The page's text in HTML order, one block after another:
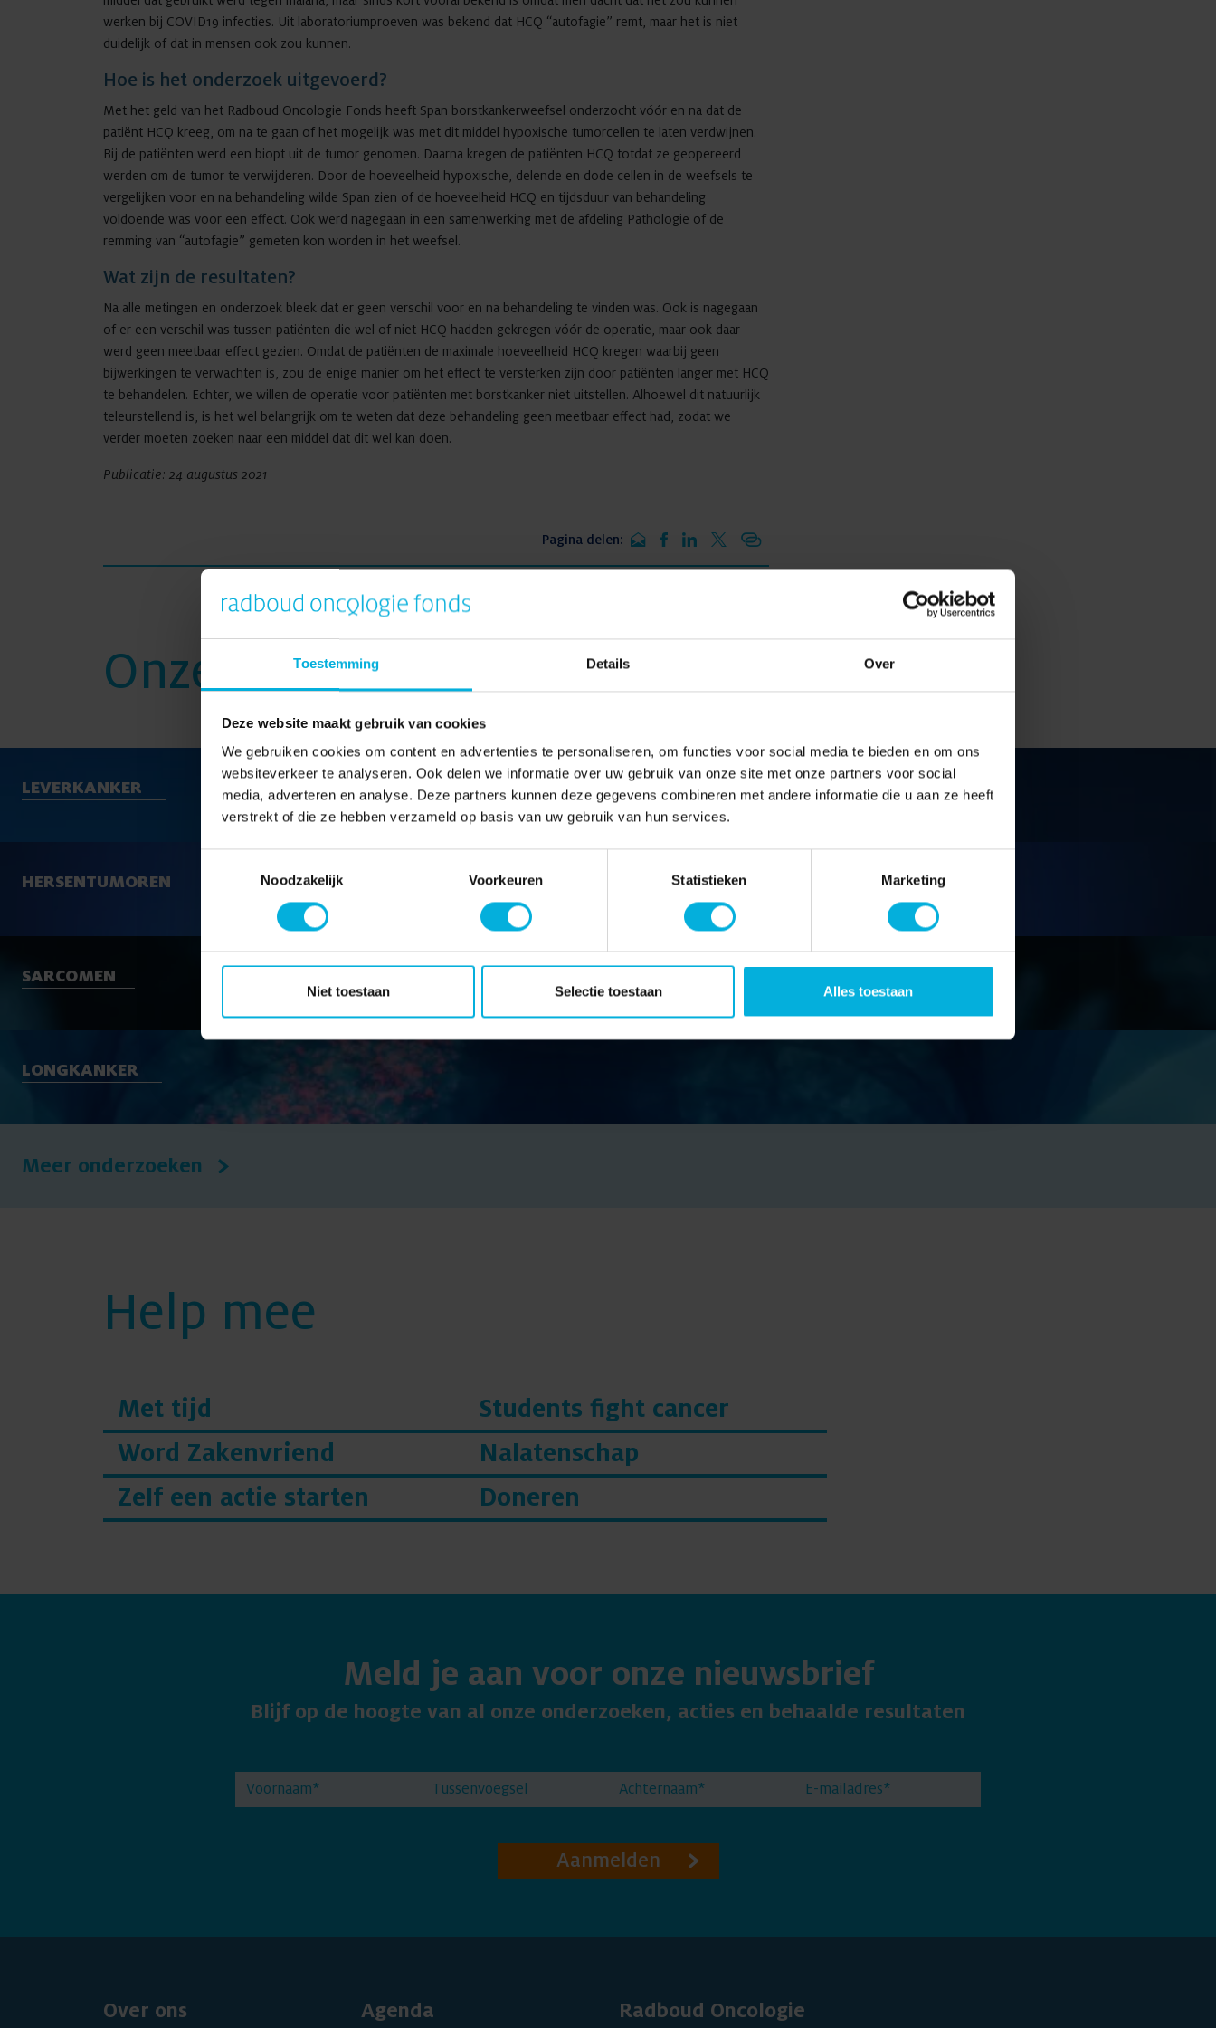
Toestemming Details Over
Deze website maakt gebruik van cookies
We gebruiken cookies om content en advertenties te personaliseren, om functies voor social media te bieden en om ons
websiteverkeer te analyseren. Ook delen we informatie over uw gebruik van onze site met onze partners voor social
media, adverteren en analyse. Deze partners kunnen deze gegevens combineren met andere informatie die u aan ze heeft
verstrekt of die ze hebben verzameld op basis van uw gebruik van hun services.
Noodzakelijk
Voorkeuren Statistieken Marketing
Niet toestaan Selectie toestaan Alles toestaan
werken bij COVID19 infecties. Uit laboratoriumproeven was bekend dat HCQ “autofagie” remt, maar het is niet
duidelijk of dat in mensen ook zou kunnen.
Hoe is het onderzoek uitgevoerd?
Met het geld van het Radboud Oncologie Fonds heeft Span borstkankerweefsel onderzocht vóór en na dat de
patiënt HCQ kreeg, om na te gaan of het mogelijk was met dit middel hypoxische tumorcellen te laten verdwijnen.
Bij de patiënten werd een biopt uit de tumor genomen. Daarna kregen de patiënten HCQ totdat ze geopereerd
werden om de tumor te verwijderen. Door de hoeveelheid hypoxische, delende en dode cellen in de weefsels te
vergelijken voor en na behandeling wilde Span zien of de hoeveelheid HCQ en tijdsduur van behandeling
voldoende was voor een effect. Ook werd nagegaan in een samenwerking met de afdeling Pathologie of de
remming van “autofagie” gemeten kon worden in het weefsel.
Wat zijn de resultaten?
Na alle metingen en onderzoek bleek dat er geen verschil voor en na behandeling te vinden was. Ook is nagegaan
of er een verschil was tussen patiënten die wel of niet HCQ hadden gekregen vóór de operatie, maar ook daar
werd geen meetbaar effect gezien. Omdat de patiënten de maximale hoeveelheid HCQ kregen waarbij geen
bijwerkingen te verwachten is, zou de enige manier om het effect te versterken zijn door patiënten langer met HCQ
te behandelen. Echter, we willen de operatie voor patiënten met borstkanker niet uitstellen. Alhoewel dit natuurlijk
teleurstellend is, is het wel belangrijk om te weten dat deze behandeling geen meetbaar effect had, zodat we
verder moeten zoeken naar een middel dat dit wel kan doen.
Publicatie: 24 augustus 2021
Pagina delen:
Onze onderzoeksgebieden
LEVERKANKER
HERSENTUMOREN
SARCOMEN
LONGKANKER
Meer onderzoeken
Help mee
Met tijd
Students fight cancer
Word Zakenvriend
Nalatenschap
Zelf een actie starten
Doneren
Meld je aan voor onze nieuwsbrief
Blijf op de hoogte van al onze onderzoeken, acties en behaalde resultaten
Aanmelden
Over ons Agenda
Radboud Oncologie